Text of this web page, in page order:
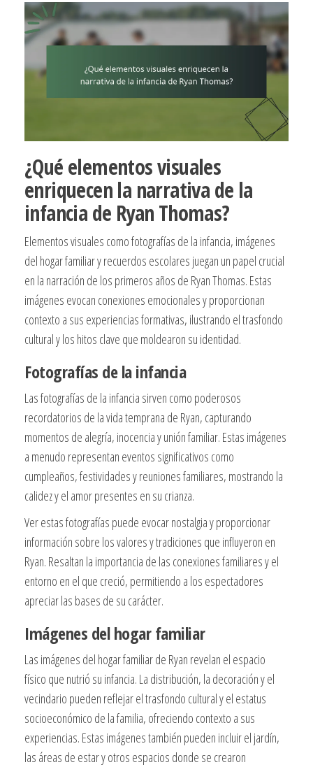
¿Qué elementos visuales
enriquecen la narrativa de la
infancia de Ryan Thomas?
Elementos visuales como fotografías de la infancia, imágenes
del hogar familiar y recuerdos escolares juegan un papel crucial
en la narración de los primeros años de Ryan Thomas. Estas
imágenes evocan conexiones emocionales y proporcionan
contexto a sus experiencias formativas, ilustrando el trasfondo
cultural y los hitos clave que moldearon su identidad.
Fotografías de la infancia
Las fotografías de la infancia sirven como poderosos
recordatorios de la vida temprana de Ryan, capturando
momentos de alegría, inocencia y unión familiar. Estas imágenes
a menudo representan eventos significativos como
cumpleaños, festividades y reuniones familiares, mostrando la
calidez y el amor presentes en su crianza.
Ver estas fotografías puede evocar nostalgia y proporcionar
información sobre los valores y tradiciones que influyeron en
Ryan. Resaltan la importancia de las conexiones familiares y el
entorno en el que creció, permitiendo a los espectadores
apreciar las bases de su carácter.
Imágenes del hogar familiar
Las imágenes del hogar familiar de Ryan revelan el espacio
físico que nutrió su infancia. La distribución, la decoración y el
vecindario pueden reflejar el trasfondo cultural y el estatus
socioeconómico de la familia, ofreciendo contexto a sus
experiencias. Estas imágenes también pueden incluir el jardín,
las áreas de estar y otros espacios donde se crearon